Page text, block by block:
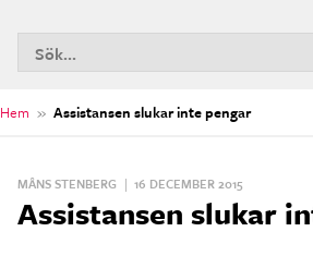
Hem » Assistansen slukar inte pengar
MÅNS STENBERG | 16 DECEMBER 2015
Assistansen slukar